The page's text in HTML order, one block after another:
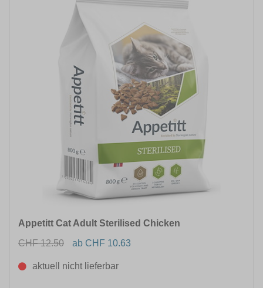
Appetitt Cat Adult Sterilised Chicken
CHF 12.50
ab CHF 10.63
aktuell nicht lieferbar